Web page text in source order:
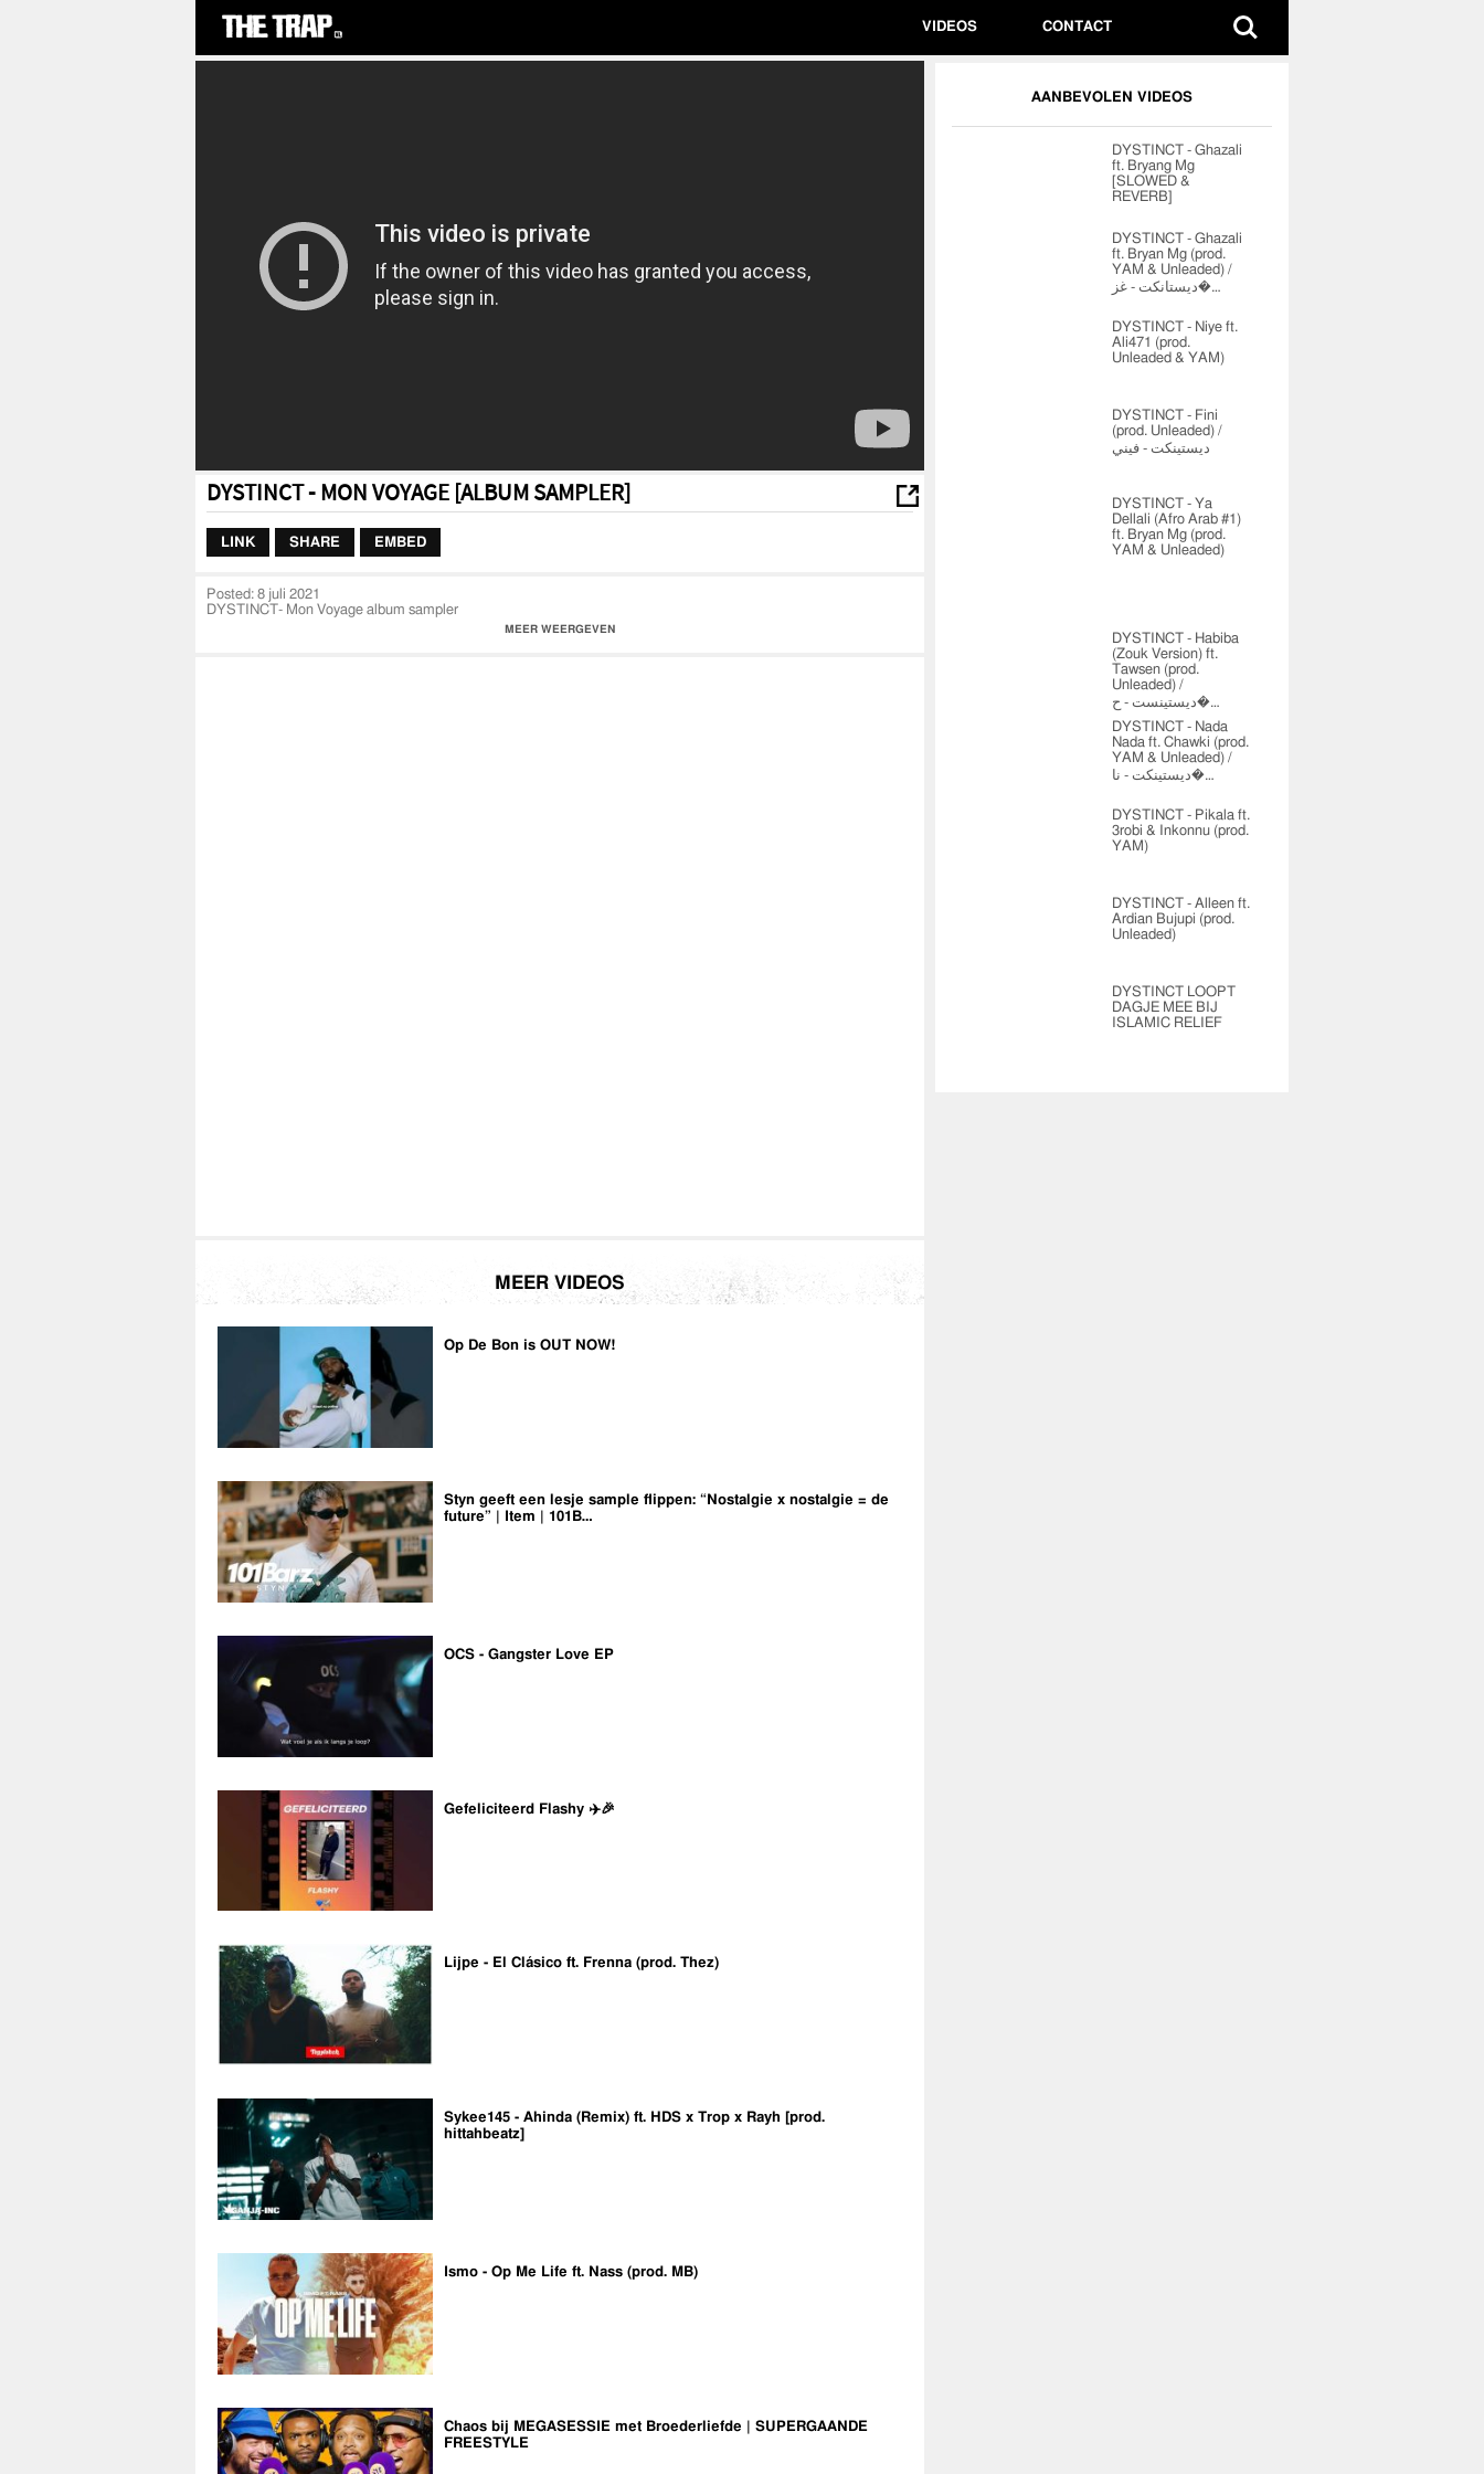
VIDEOS CONTACT
AANBEVOLEN VIDEOS
DYSTINCT - Ghazali
ft. Bryang Mg
[SLOWED &
REVERB]
DYSTINCT - Ghazali
ft. Bryan Mg (prod.
YAM & Unleaded) /
ديستانكت - غز�…
DYSTINCT - Niye ft.
Ali471 (prod.
Unleaded & YAM)
DYSTINCT - Fini
(prod. Unleaded) /
ديستينكت - فيني
DYSTINCT - Ya
Dellali (Afro Arab #1)
ft. Bryan Mg (prod.
YAM & Unleaded)
DYSTINCT - Habiba
(Zouk Version) ft.
Tawsen (prod.
Unleaded) /
ديستينست - ح�…
DYSTINCT - Nada
Nada ft. Chawki (prod.
YAM & Unleaded) /
ديستينكت - نا�…
DYSTINCT - Pikala ft.
3robi & Inkonnu (prod.
YAM)
DYSTINCT - Alleen ft.
Ardian Bujupi (prod.
Unleaded)
DYSTINCT LOOPT
DAGJE MEE BIJ
ISLAMIC RELIEF
DYSTINCT - MON VOYAGE [ALBUM SAMPLER]
LINK SHARE EMBED
Posted: 8 juli 2021
DYSTINCT- Mon Voyage album sampler
MEER WEERGEVEN
MEER VIDEOS
Op De Bon is OUT NOW!
Styn geeft een lesje sample flippen: “Nostalgie x nostalgie = de
future” | Item | 101B…
OCS - Gangster Love EP
Gefeliciteerd Flashy ✈️🎉
Lijpe - El Clásico ft. Frenna (prod. Thez)
Sykee145 - Ahinda (Remix) ft. HDS x Trop x Rayh [prod.
hittahbeatz]
Ismo - Op Me Life ft. Nass (prod. MB)
Chaos bij MEGASESSIE met Broederliefde | SUPERGAANDE
FREESTYLE